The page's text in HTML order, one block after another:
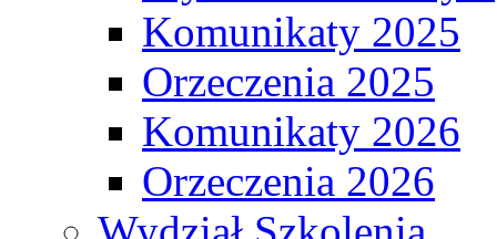
Komunikaty 2025
Orzeczenia 2025
Komunikaty 2026
Orzeczenia 2026